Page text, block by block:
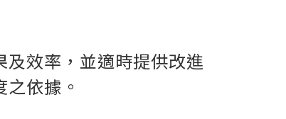
效率，並適時提供改進
依據。